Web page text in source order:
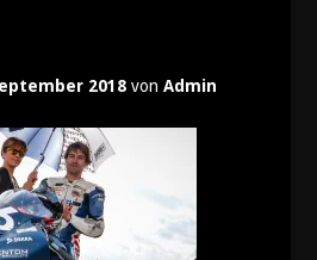
2018von Admin